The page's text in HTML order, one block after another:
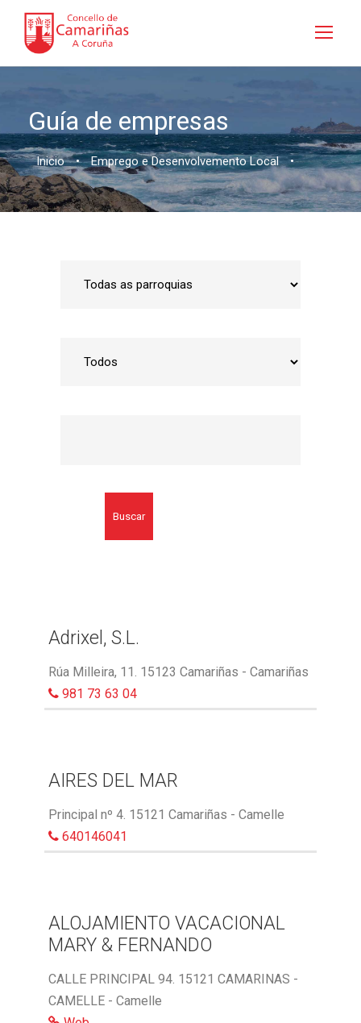
Guía de empresas
Inicio • Emprego e Desenvolvemento Local •
Buscar
Adrixel, S.L.
Rúa Milleira, 11. 15123 Camariñas - Camariñas
981 73 63 04
AIRES DEL MAR
Principal nº 4. 15121 Camariñas - Camelle
640146041
ALOJAMIENTO VACACIONAL
MARY & FERNANDO
CALLE PRINCIPAL 94. 15121 CAMARINAS -
CAMELLE - Camelle